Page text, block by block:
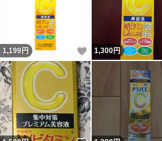
1,199円 いいね！
1,300円